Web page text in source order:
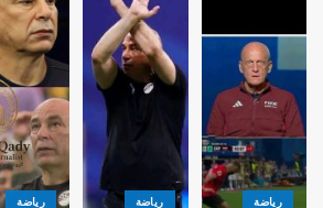
رياضة رياضة رياضة